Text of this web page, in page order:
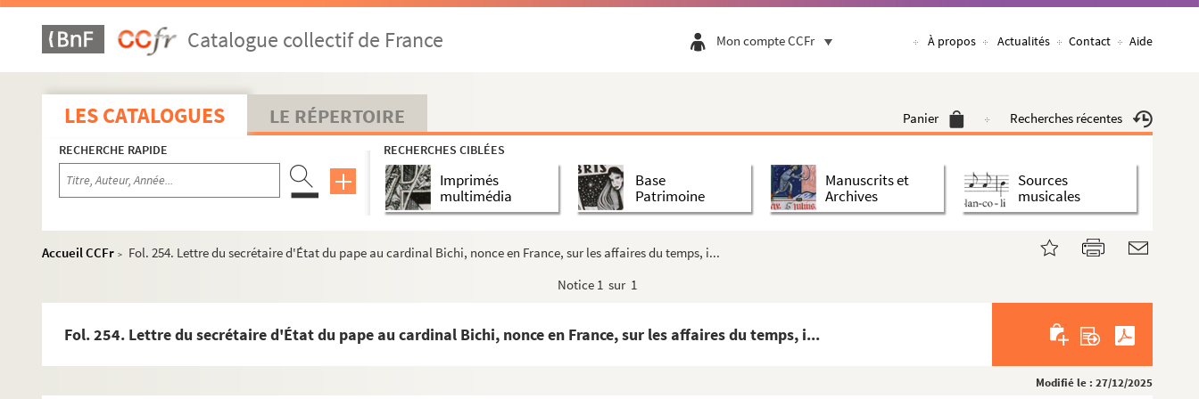
Catalogue collectif de France Mon compte CCFr À propos Actualités Contact Aide
LES CATALOGUES LE RÉPERTOIRE Panier Recherches récentes
RECHERCHE RAPIDE RECHERCHES CIBLÉES
Imprimés
multimédia
Base
Patrimoine
Manuscrits et
Archives
Sources
musicales
Accueil CCFr >
Fol. 254. Lettre du secrétaire d'État du pape au cardinal Bichi, nonce en France, sur les affaires du temps, i...
Notice 1 sur 1
Fol. 254. Lettre du secrétaire d'État du pape au cardinal Bichi, nonce en France, sur les affaires du temps, i...
Modifié le : 27/12/2025
Fol. 169-170. Pièce de vers latins ; relation imprimée en langue espagnole : le tout relatif à la trahison dont le...
Fol. 176. Manifeste de Gaston, duc d'Orléans. 13 juin 1632
Fol. 178. Négociations du duc d'Orléans pour la validité de son mariage avec Marguerite de Lorraine
Fol. 184. Désaveu par les États du pays de Liège d'un écrit compromettant pour leur neutralité (1632)
Fol. 185. Lettre supposée du prince d'Orange au comte Henry de Bergh
Fol. 186. Lettre du comte de Papenheim à la ville de Cologne
Fol. 187. Décret du roi Philippe IV sur le procès du comte Henry de Bergh (1362)
Fol. 189. Désaveu des États de Liège contre Henry de Bergh
Fol. 190. Remontrance à la bourgeoisie de Liège, par le baron de Billey, partisan de la France
Fol. 206. Discours de l'Ange de la maison d'Autriche, un peu avant la mort de Wallenstein (1634)